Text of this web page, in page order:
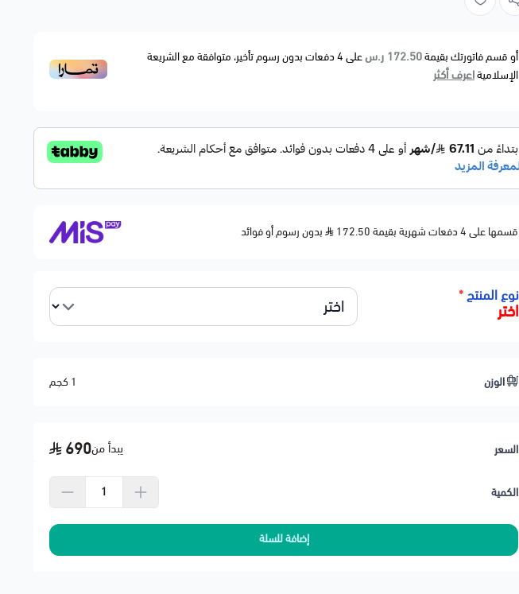
أو قسم فاتورتك بقيمة172.50 ر.س على4دفعات بدون رسوم تأخير، متوافقة مع الشريعة
الإسلاميةاعرف أكثر
قسمها على 4 دفعات شهرية بقيمة 172.50 بدون رسوم أو فوائد
نوع المنتج*
اختر
الوزن 1 كجم
السعر يبدأ من690
الكمية
إضافة للسلة